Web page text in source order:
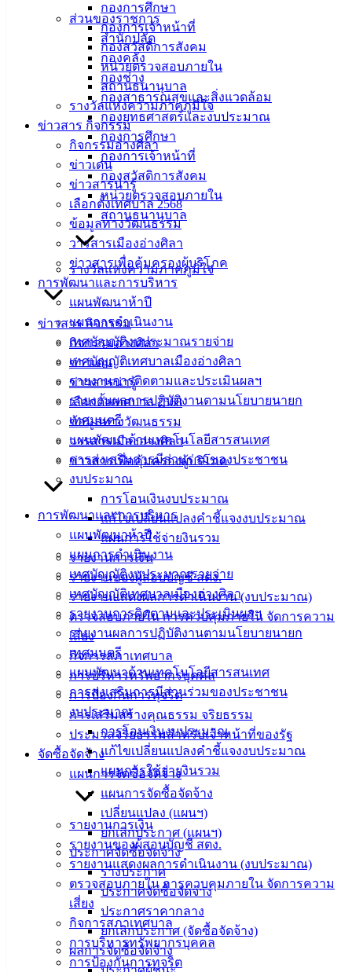
กองการศึกษา
กองการเจ้าหน้าที่
กองสวัสดิการสังคม
หน่วยตรวจสอบภายใน
สถานธนานุบาล
รางวัลแห่งความภาคภูมิใจ
ข่าวสาร กิจกรรม
กิจกรรมอ่างศิลา
ข่าวเด่น
ข่าวสารน่ารู้
เลือกตั้งเทศบาล 2568
ข้อมูลทางวัฒนธรรม
วารสารเมืองอ่างศิลา
ข่าวสารเพื่อคุ้มครองผู้บริโภค
การพัฒนาและการบริหาร
แผนพัฒนาห้าปี
แผนการดำเนินงาน
เทศบัญญัติงบประมาณรายจ่าย
เทศบัญญัติเทศบาลเมืองอ่างศิลา
รายงานการติดตามและประเมินผลฯ
รายงานผลการปฏิบัติงานตามนโยบายนายก
เทศมนตรี
แผนพัฒนาด้านเทคโนโลยีสารสนเทศ
การส่งเสริมการมีส่วนร่วมของประชาชน
งบประมาณ
การโอนเงินงบประมาณ
แก้ไขเปลี่ยนแปลงคำชี้แจงงบประมาณ
แผนการใช้จ่ายงินรวม
รายงานการเงิน
รายงานของผู้สอบบัญชี สตง.
รายงานแสดงผลการดำเนินงาน (งบประมาณ)
ตรวจสอบภายใน การควบคุมภายใน จัดการความ
เสี่ยง
กิจการสภาเทศบาล
การบริหารทรัพยากรบุคคล
การป้องกันการทุจริต
การเสริมสร้างคุณธรรม จริยธรรม
ประมวลจริยธรรมสำหรับเจ้าหน้าที่ของรัฐ
จัดซื้อจัดจ้าง
แผนการจัดซื้อจัดจ้าง
แผนการจัดซื้อจัดจ้าง
เปลี่ยนแปลง (แผนฯ)
ยกเลิกประกาศ (แผนฯ)
ประกาศจัดซื้อจัดจ้าง
ร่างประกาศ
ประกาศจัดซื้อจัดจ้าง
ประกาศราคากลาง
ยกเลิกประกาศ (จัดซื้อจัดจ้าง)
ผลการจัดซื้อจัดจ้าง
ส่วนของราชการ
สำนักปลัด
กองคลัง
กองช่าง
กองสาธารณสุขและสิ่งแวดล้อม
กองยุทธศาสตร์และงบประมาณ
กองการศึกษา
กองการเจ้าหน้าที่
กองสวัสดิการสังคม
หน่วยตรวจสอบภายใน
สถานธนานุบาล
รางวัลแห่งความภาคภูมิใจ
ข่าวสาร กิจกรรม
กิจกรรมอ่างศิลา
ข่าวเด่น
ข่าวสารน่ารู้
เลือกตั้งเทศบาล 2568
ข้อมูลทางวัฒนธรรม
วารสารเมืองอ่างศิลา
ข่าวสารเพื่อคุ้มครองผู้บริโภค
การพัฒนาและการบริหาร
แผนพัฒนาห้าปี
แผนการดำเนินงาน
เทศบัญญัติงบประมาณรายจ่าย
เทศบัญญัติเทศบาลเมืองอ่างศิลา
รายงานการติดตามและประเมินผลฯ
รายงานผลการปฏิบัติงานตามนโยบายนายก
เทศมนตรี
แผนพัฒนาด้านเทคโนโลยีสารสนเทศ
การส่งเสริมการมีส่วนร่วมของประชาชน
งบประมาณ
การโอนเงินงบประมาณ
แก้ไขเปลี่ยนแปลงคำชี้แจงงบประมาณ
แผนการใช้จ่ายงินรวม
รายงานการเงิน
รายงานของผู้สอบบัญชี สตง.
รายงานแสดงผลการดำเนินงาน (งบประมาณ)
ตรวจสอบภายใน การควบคุมภายใน จัดการความ
เสี่ยง
กิจการสภาเทศบาล
การบริหารทรัพยากรบุคคล
การป้องกันการทุจริต
อ.เมือง จ.ชลบุรี
20000
บริการ
ประชาชน
ดาวน์โหลด
แบบ
ฟอร์ม,
เอกสาร
คู่มือ
สำหรับ
ประชาชน/
คู่มือการ
ปฏิบัติ
งาน
ข่าวสาร
ศุนย์
ข้อมูล
ข่าวสาร
อิเล็กทรอนิกส์
องค์
ความรู้
(Knowledge
Management)
เทศบาล
สายตรง
นายก
และ
ราชการ
เทศบาล